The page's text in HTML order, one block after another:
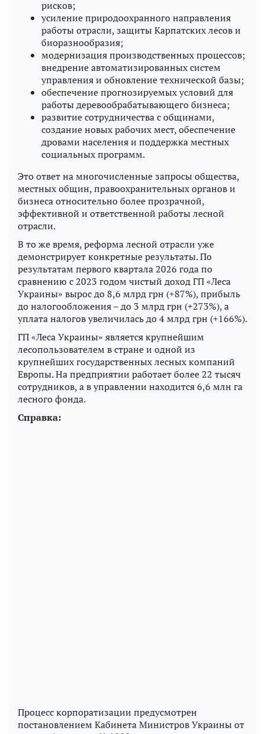
рисков;
усиление природоохранного направления
работы отрасли, защиты Карпатских лесов и
биоразнообразия;
модернизация производственных процессов;
внедрение автоматизированных систем
управления и обновление технической базы;
обеспечение прогнозируемых условий для
работы деревообрабатывающего бизнеса;
развитие сотрудничества с общинами,
создание новых рабочих мест, обеспечение
дровами населения и поддержка местных
социальных программ.
Это ответ на многочисленные запросы общества,
местных общин, правоохранительных органов и
бизнеса относительно более прозрачной,
эффективной и ответственной работы лесной
отрасли.
В то же время, реформа лесной отрасли уже
демонстрирует конкретные результаты. По
результатам первого квартала 2026 года по
сравнению с 2023 годом чистый доход ГП «Леса
Украины» вырос до 8,6 млрд грн (+87%), прибыль
до налогообложения – до 3 млрд грн (+273%), а
уплата налогов увеличилась до 4 млрд грн (+166%).
ГП «Леса Украины» является крупнейшим
лесопользователем в стране и одной из
крупнейших государственных лесных компаний
Европы. На предприятии работает более 22 тысяч
сотрудников, а в управлении находится 6,6 млн га
лесного фонда.
Справка:
Процесс корпоратизации предусмотрен
постановлением Кабинета Министров Украины от